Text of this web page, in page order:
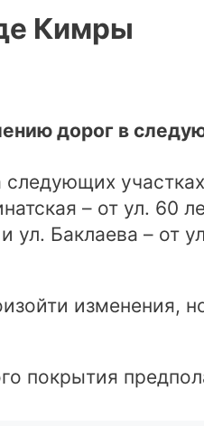
Кимры
дорог в
– от ул. 60
ул. Баклаева – от
изменения,
покрытия